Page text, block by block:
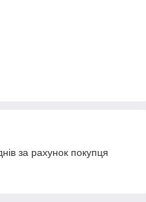
за рахунок покупця